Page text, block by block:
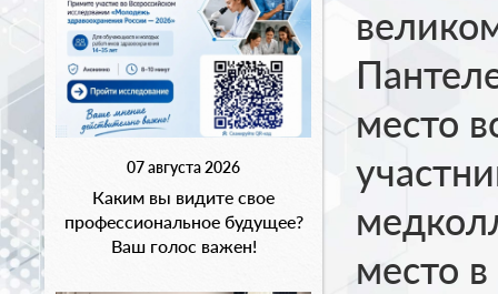
07 августа 2026
Каким вы видите свое
профессиональное будущее?
Ваш голос важен!
место
место